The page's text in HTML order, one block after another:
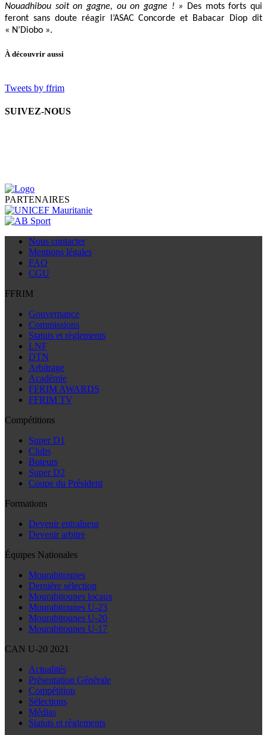
Nouadhibou soit on gagne, ou on gagne ! » Des mots forts qui
feront sans doute réagir l’ASAC Concorde et Babacar Diop dit
« N’Diobo ».
À découvrir aussi
Tweets by ffrim
SUIVEZ-NOUS
PARTENAIRES
Nous contacter
Mentions légales
FAQ
CGU
FFRIM
Gouvernance
Commissions
Statuts et règlements
LNF
DTN
Arbitrage
Académie
FFRIM AWARDS
FFRIM TV
Compétitions
Super D1
Clubs
Buteurs
Super D2
Coupe du Président
Formations
Devenir entraîneur
Devenir arbitre
Équipes Nationales
Mourabitounes
Dernière sélection
Mourabitounes locaux
Mourabitounes U-23
Mourabitounes U-20
Mourabitounes U-17
CAN U-20 2021
Actualités
Présentation Générale
Compétition
Sélections
Médias
Statuts et règlements